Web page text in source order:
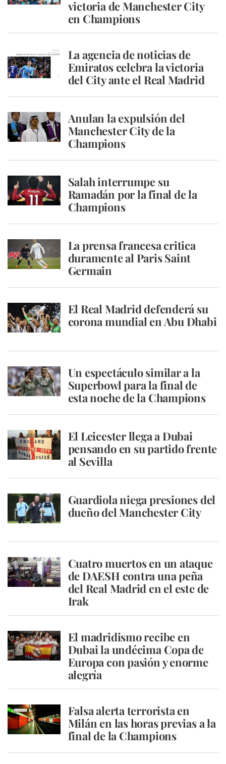
victoria de Manchester City
en Champions
La agencia de noticias de
Emiratos celebra la victoria
del City ante el Real Madrid
Anulan la expulsión del
Manchester City de la
Champions
Salah interrumpe su
Ramadán por la final de la
Champions
La prensa francesa critica
duramente al Paris Saint
Germain
El Real Madrid defenderá su
corona mundial en Abu Dhabi
Un espectáculo similar a la
Superbowl para la final de
esta noche de la Champions
El Leicester llega a Dubai
pensando en su partido frente
al Sevilla
Guardiola niega presiones del
dueño del Manchester City
Cuatro muertos en un ataque
de DAESH contra una peña
del Real Madrid en el este de
Irak
El madridismo recibe en
Dubai la undécima Copa de
Europa con pasión y enorme
alegría
Falsa alerta terrorista en
Milán en las horas previas a la
final de la Champions